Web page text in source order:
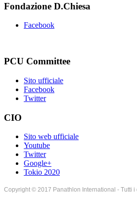
Fondazione D.Chiesa
Facebook
PCU Committee
Sito ufficiale
Facebook
Twitter
CIO
Sito web ufficiale
Youtube
Twitter
Google+
Tokio 2020
Copyright © 2017 Panathlon International - Tutti i